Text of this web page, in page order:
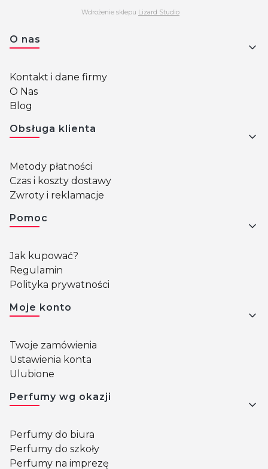
Wdrożenie sklepu Lizard Studio
Linki w stopce
O nas
Kontakt i dane firmy
O Nas
Blog
Obsługa klienta
Metody płatności
Czas i koszty dostawy
Zwroty i reklamacje
Pomoc
Jak kupować?
Regulamin
Polityka prywatności
Moje konto
Twoje zamówienia
Ustawienia konta
Ulubione
Perfumy wg okazji
Perfumy do biura
Perfumy do szkoły
Perfumy na imprezę